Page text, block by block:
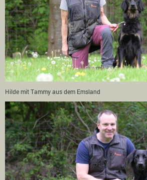
Hilde mit Tammy aus dem Emsland